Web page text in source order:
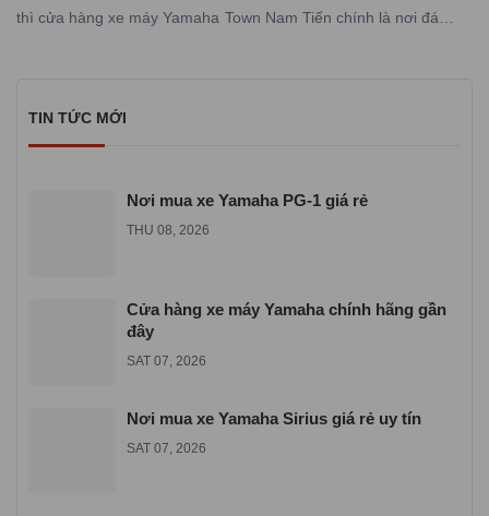
thì cửa hàng xe máy Yamaha Town Nam Tiến chính là nơi đáng
TIN TỨC MỚI
Nơi mua xe Yamaha PG-1 giá rẻ
THU 08, 2026
Cửa hàng xe máy Yamaha chính hãng gần
đây
SAT 07, 2026
Nơi mua xe Yamaha Sirius giá rẻ uy tín
SAT 07, 2026